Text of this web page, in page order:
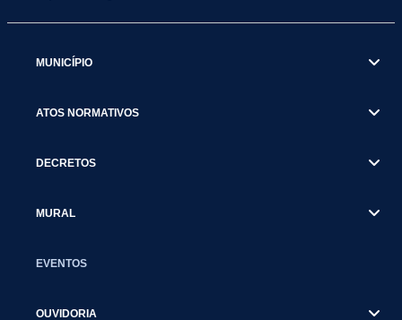
MUNICÍPIO
ATOS NORMATIVOS
DECRETOS
MURAL
EVENTOS
OUVIDORIA